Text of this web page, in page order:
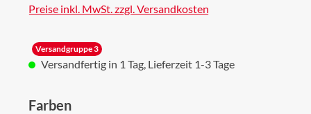
Preise inkl. MwSt. zzgl. Versandkosten
Versandgruppe 3
Versandfertig in 1 Tag, Lieferzeit 1-3 Tage
Farbenauswählen